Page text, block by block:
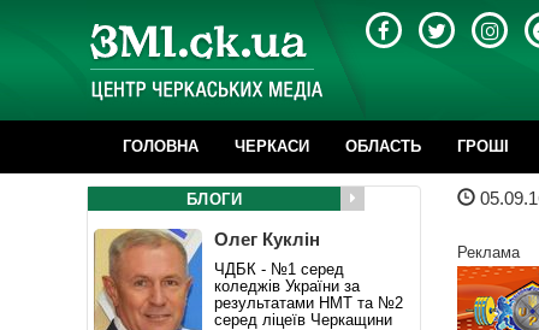
ГОЛОВНА ЧЕРКАСИ ОБЛАСТЬ ГРОШІ
Реклама
БЛОГИ
Олег Куклін
ЧДБК - №1 серед
коледжів України за
результатами НМТ та №2
серед ліцеїв Черкащини